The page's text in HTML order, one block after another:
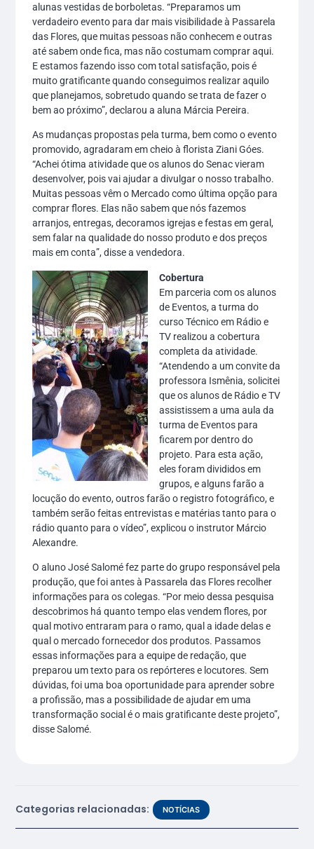
alunas vestidas de borboletas. “Preparamos um
verdadeiro evento para dar mais visibilidade à Passarela
das Flores, que muitas pessoas não conhecem e outras
até sabem onde fica, mas não costumam comprar aqui.
E estamos fazendo isso com total satisfação, pois é
muito gratificante quando conseguimos realizar aquilo
que planejamos, sobretudo quando se trata de fazer o
bem ao próximo”, declarou a aluna Márcia Pereira.
As mudanças propostas pela turma, bem como o evento
promovido, agradaram em cheio à florista Ziani Góes.
“Achei ótima atividade que os alunos do Senac vieram
desenvolver, pois vai ajudar a divulgar o nosso trabalho.
Muitas pessoas vêm o Mercado como última opção para
comprar flores. Elas não sabem que nós fazemos
arranjos, entregas, decoramos igrejas e festas em geral,
sem falar na qualidade do nosso produto e dos preços
mais em conta”, disse a vendedora.
Cobertura
Em parceria com os alunos
de Eventos, a turma do
curso Técnico em Rádio e
TV realizou a cobertura
completa da atividade.
“Atendendo a um convite da
professora Ismênia, solicitei
que os alunos de Rádio e TV
assistissem a uma aula da
turma de Eventos para
ficarem por dentro do
projeto. Para esta ação,
eles foram divididos em
grupos, e alguns farão a
locução do evento, outros farão o registro fotográfico, e
também serão feitas entrevistas e matérias tanto para o
rádio quanto para o vídeo”, explicou o instrutor Márcio
Alexandre.
O aluno José Salomé fez parte do grupo responsável pela
produção, que foi antes à Passarela das Flores recolher
informações para os colegas. “Por meio dessa pesquisa
descobrimos há quanto tempo elas vendem flores, por
qual motivo entraram para o ramo, qual a idade delas e
qual o mercado fornecedor dos produtos. Passamos
essas informações para a equipe de redação, que
preparou um texto para os repórteres e locutores. Sem
dúvidas, foi uma boa oportunidade para aprender sobre
a profissão, mas a possibilidade de ajudar em uma
transformação social é o mais gratificante deste projeto”,
disse Salomé.
Categorias relacionadas: NOTÍCIAS